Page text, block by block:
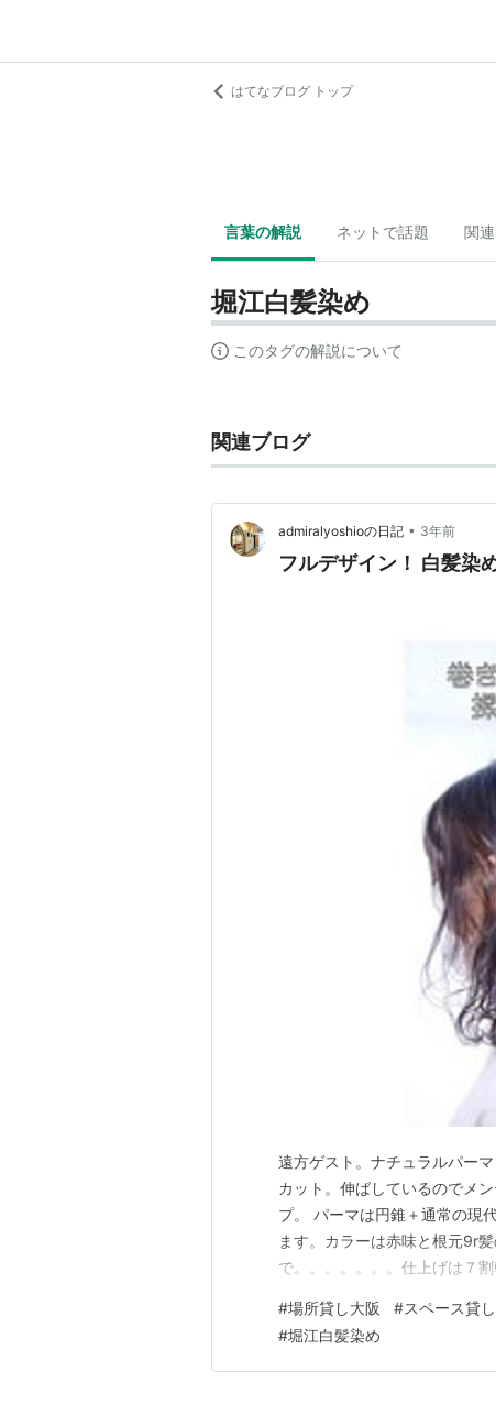
はてなブログ トップ
言葉の解説 ネットで話題 関
堀江白髪染め
このタグの解説について
関連ブログ
admiralyoshioの日記 • 3年前
フルデザイン！ 白髪染
遠方ゲスト。ナチュラルパー
カット。伸ばしているのでメ
プ。 パーマは円錐＋通常の現
ます。カラーは赤味と根元9r
で。。。。。。。仕上げは７
ちんです。是非相談して下さ
ヘアーデザイン(Admiral b Hair
#場所貸し大阪 #スペース貸
#堀江白髪染め